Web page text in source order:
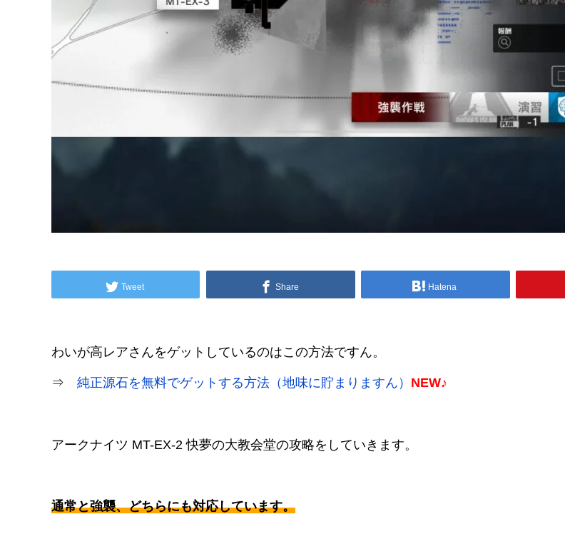
Tweet Share Hatena
わいが高レアさんをゲットしているのはこの方法ですん。
⇒ 純正源石を無料でゲットする方法（地味に貯まりますん） NEW♪
アークナイツ MT-EX-2 快夢の大教会堂の攻略をしていきます。
通常と強襲、どちらにも対応しています。